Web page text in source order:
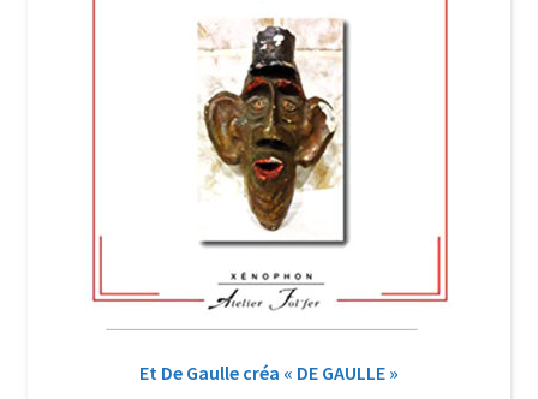
Et De Gaulle créa « DE GAULLE »